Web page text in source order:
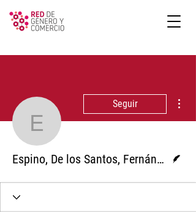
Espino, De los
Seguir
Espino, De los Santos, Fernández Ripa